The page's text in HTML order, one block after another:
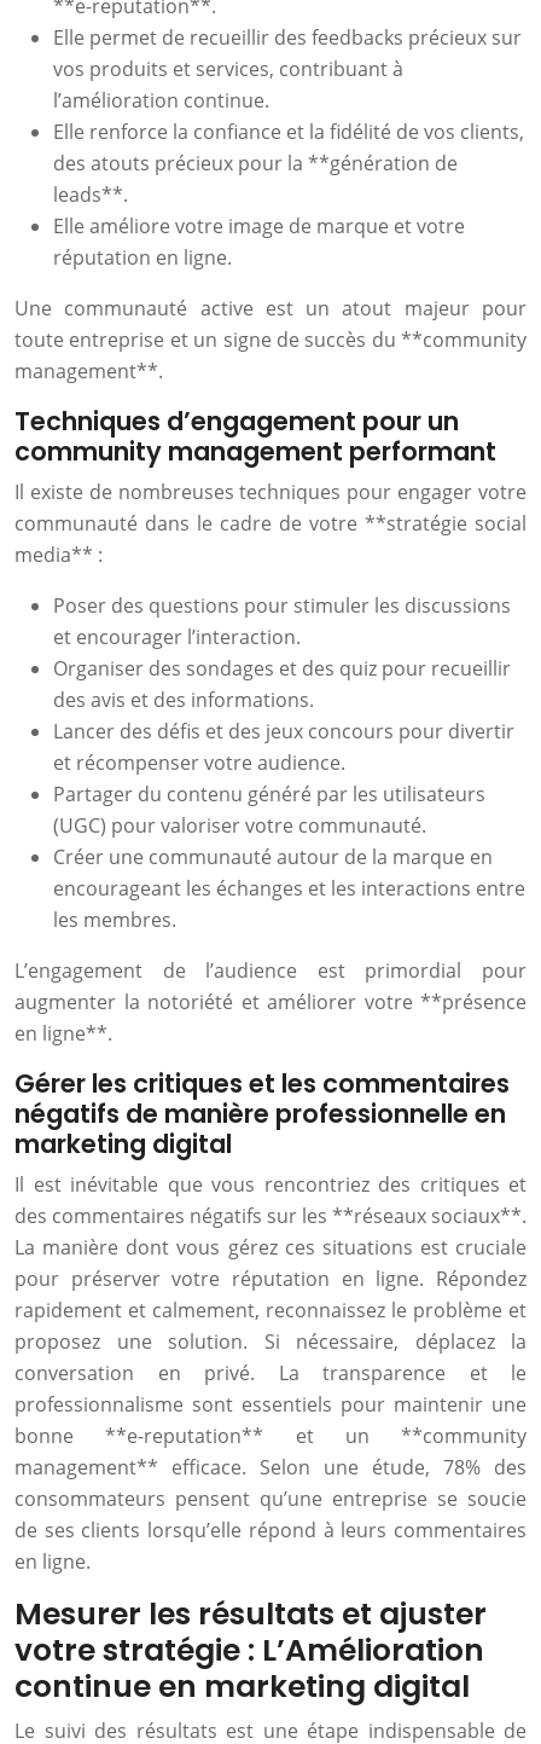
**e-reputation**.
Elle permet de recueillir des feedbacks précieux sur
vos produits et services, contribuant à
l’amélioration continue.
Elle renforce la confiance et la fidélité de vos clients,
des atouts précieux pour la **génération de
leads**.
Elle améliore votre image de marque et votre
réputation en ligne.
Une communauté active est un atout majeur pour
toute entreprise et un signe de succès du **community
management**.
Techniques d’engagement pour un
community management performant
Il existe de nombreuses techniques pour engager votre
communauté dans le cadre de votre **stratégie social
media** :
Poser des questions pour stimuler les discussions
et encourager l’interaction.
Organiser des sondages et des quiz pour recueillir
des avis et des informations.
Lancer des défis et des jeux concours pour divertir
et récompenser votre audience.
Partager du contenu généré par les utilisateurs
(UGC) pour valoriser votre communauté.
Créer une communauté autour de la marque en
encourageant les échanges et les interactions entre
les membres.
L’engagement de l’audience est primordial pour
augmenter la notoriété et améliorer votre **présence
en ligne**.
Gérer les critiques et les commentaires
négatifs de manière professionnelle en
marketing digital
Il est inévitable que vous rencontriez des critiques et
des commentaires négatifs sur les **réseaux sociaux**.
La manière dont vous gérez ces situations est cruciale
pour préserver votre réputation en ligne. Répondez
rapidement et calmement, reconnaissez le problème et
proposez une solution. Si nécessaire, déplacez la
conversation en privé. La transparence et le
professionnalisme sont essentiels pour maintenir une
bonne **e-reputation** et un **community
management** efficace. Selon une étude, 78% des
consommateurs pensent qu’une entreprise se soucie
de ses clients lorsqu’elle répond à leurs commentaires
en ligne.
Mesurer les résultats et ajuster
votre stratégie : L’Amélioration
continue en marketing digital
Le suivi des résultats est une étape indispensable de